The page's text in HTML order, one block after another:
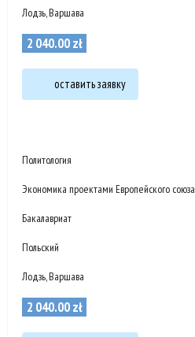
Лодзь, Варшава
2 040.00zł
оставить заявку
Политология
Экономика проектами Европейского союза
Бакалавриат
Польский
Лодзь, Варшава
2 040.00zł